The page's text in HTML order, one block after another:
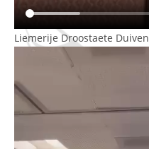
Liemerije Droostaete Duiven